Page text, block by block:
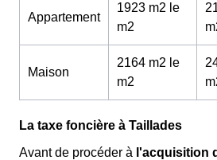
Appartement
1923 m2 le
m2
m
Maison
2164 m2 le
m2
m
La taxe foncière à Taillades
Avant de procéder à l'acquisition